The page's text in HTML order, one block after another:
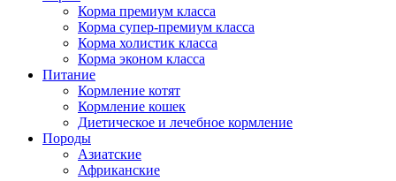
Корма премиум класса
Корма супер-премиум класса
Корма холистик класса
Корма эконом класса
Питание
Кормление котят
Кормление кошек
Диетическое и лечебное кормление
Породы
Азиатские
Африканские